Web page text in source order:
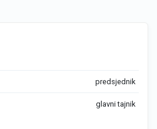
predsjednik
glavni tajnik